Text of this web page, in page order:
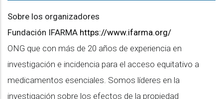
Sobre los organizadores
Fundación IFARMA https://www.ifarma.org/
ONG que con más de 20 años de experiencia en
investigación e incidencia para el acceso equitativo a
medicamentos esenciales. Somos líderes en la
investigación sobre los efectos de la propiedad